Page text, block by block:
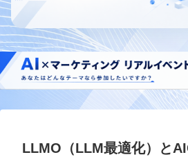
LLMO（LLM最適化）と